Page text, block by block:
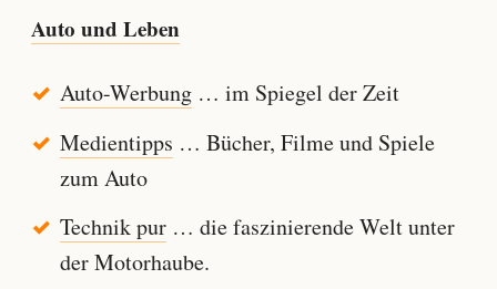
Auto und Leben
Auto-Werbung… im Spiegel der Zeit
Medientipps … Bücher, Filme und Spiele
zum Auto
Technik pur… die faszinierende Welt unter
der Motorhaube.